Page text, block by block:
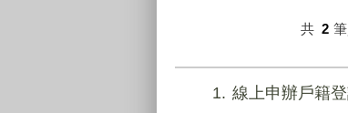
共 2
1 線上申辦戶籍